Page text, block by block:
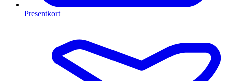
Presentkort